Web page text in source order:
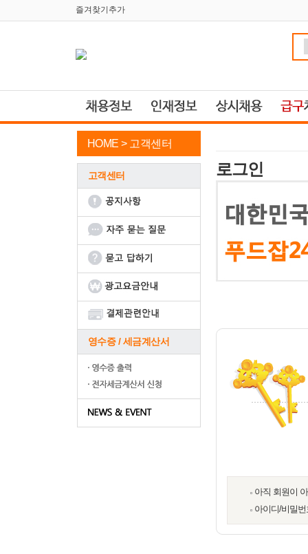
즐겨찾기추가
HOME > 고객센터
고객센터
영수증 / 세금계산서
로그인
아직 회원이
아이디/비밀